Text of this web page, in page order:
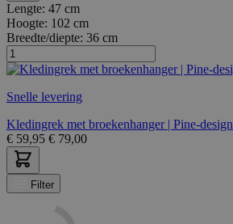
Lengte: 47 cm
Hoogte: 102 cm
Breedte/diepte: 36 cm
Snelle levering
Kledingrek met broekenhanger | Pine-design
€ 59,95 € 79,00
Filter